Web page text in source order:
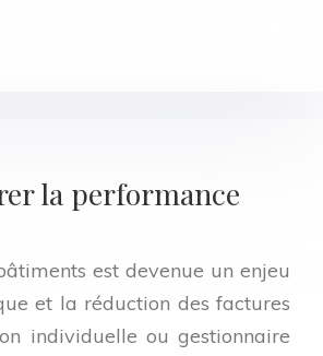
la performance
est devenue un enjeu
et la réduction des factures
individuelle ou gestionnaire